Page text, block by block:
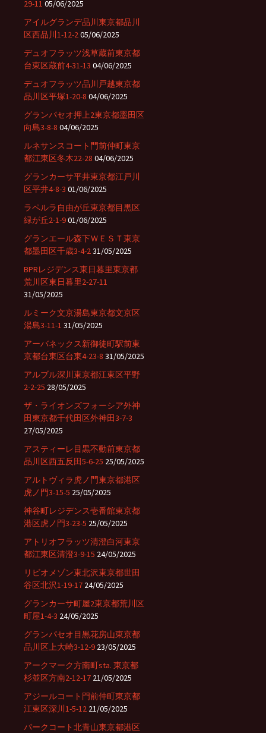
29-11 05/06/2025
アイルグランデ品川東京都品川
区西品川1-12-205/06/2025
デュオフラッツ浅草蔵前東京都
台東区蔵前4-31-13 04/06/2025
デュオフラッツ品川戸越東京都
品川区平塚1-20-8 04/06/2025
グランパセオ押上2東京都墨田区
向島3-8-8 04/06/2025
ルネサンスコート門前仲町東京
都江東区冬木22-28 04/06/2025
グランカーサ平井東京都江戸川
区平井4-8-3 01/06/2025
ラペルラ自由が丘東京都目黒区
緑が丘2-1-901/06/2025
グランエール森下ＷＥＳＴ東京
都墨田区千歳3-4-231/05/2025
BPRレジデンス東日暮里東京都
荒川区東日暮里2-27-11
31/05/2025
ルミーク文京湯島東京都文京区
湯島3-11-1 31/05/2025
アーバネックス新御徒町駅前東
京都台東区台東4-23-8 31/05/2025
アルブル深川東京都江東区平野
2-2-25 28/05/2025
ザ・ライオンズフォーシア外神
田東京都千代田区外神田3-7-3
27/05/2025
アスティーレ目黒不動前東京都
品川区西五反田5-6-25 25/05/2025
アルトヴィラ虎ノ門東京都港区
虎ノ門3-15-5 25/05/2025
神谷町レジデンス壱番館東京都
港区虎ノ門3-23-5 25/05/2025
アトリオフラッツ清澄白河東京
都江東区清澄3-9-15 24/05/2025
リビオメゾン東北沢東京都世田
谷区北沢1-19-17 24/05/2025
グランカーサ町屋2東京都荒川区
町屋1-4-3 24/05/2025
グランパセオ目黒花房山東京都
品川区上大崎3-12-9 23/05/2025
アークマーク方南町sta. 東京都
杉並区方南2-12-17 21/05/2025
アジールコート門前仲町東京都
江東区深川1-5-12 21/05/2025
パークコート北青山東京都港区